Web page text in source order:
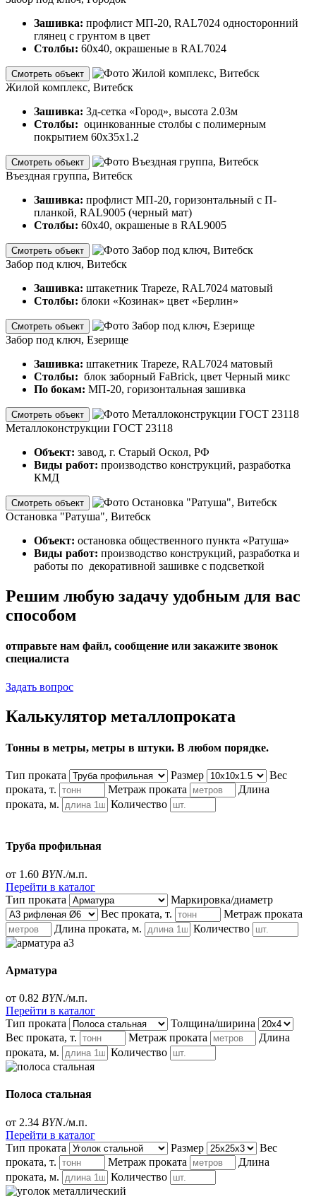
Зашивка: профлист МП-20, RAL7024 односторонний
глянец с грунтом в цвет
Столбы: 60х40, окрашеные в RAL7024
Смотреть объект
Жилой комплекс, Витебск
Зашивка: 3д-сетка «Город», высота 2.03м
Столбы: оцинкованные столбы с полимерным
покрытием 60х35х1.2
Смотреть объект
Въездная группа, Витебск
Зашивка: профлист МП-20, горизонтальный с П-
планкой, RAL9005 (черный мат)
Столбы: 60х40, окрашеные в RAL9005
Смотреть объект
Забор под ключ, Витебск
Зашивка: штакетник Trapeze, RAL7024 матовый
Столбы: блоки «Козинак» цвет «Берлин»
Смотреть объект
Забор под ключ, Езерище
Зашивка: штакетник Trapeze, RAL7024 матовый
Столбы: блок заборный FaBrick, цвет Черный микс
По бокам: МП-20, горизонтальная зашивка
Смотреть объект
Металлоконструкции ГОСТ 23118
Объект: завод, г. Старый Оскол, РФ
Виды работ: производство конструкций, разработка
КМД
Смотреть объект
Остановка "Ратуша", Витебск
Объект: остановка общественного пункта «Ратуша»
Виды работ: производство конструкций, разработка и
работы по декоративной зашивке с подсветкой
Решим любую задачу удобным для вас
способом
отправьте нам файл, сообщение или закажите звонок
специалиста
Задать вопрос
Калькулятор металлопроката
Тонны в метры, метры в штуки. В любом порядке.
Тип проката Размер
Вес
проката, т.
Метраж проката
Длина
проката, м.
Количество
Труба профильная
от 1.60 BYN./м.п.
Перейти в каталог
Тип проката
Маркировка/диаметр
Вес проката, т.
Метраж проката
Длина проката, м.
Количество
Арматура
от 0.82 BYN./м.п.
Перейти в каталог
Тип проката
Толщина/ширина
Вес проката, т.
Метраж проката
Длина
проката, м.
Количество
Полоса стальная
от 2.34 BYN./м.п.
Перейти в каталог
Тип проката
Размер
Вес
проката, т.
Метраж проката
Длина
проката, м.
Количество